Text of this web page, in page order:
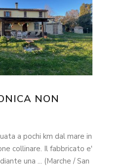
NON
a pochi km dal mare in
collinare. Il fabbricato e'
una ... (Marche / San